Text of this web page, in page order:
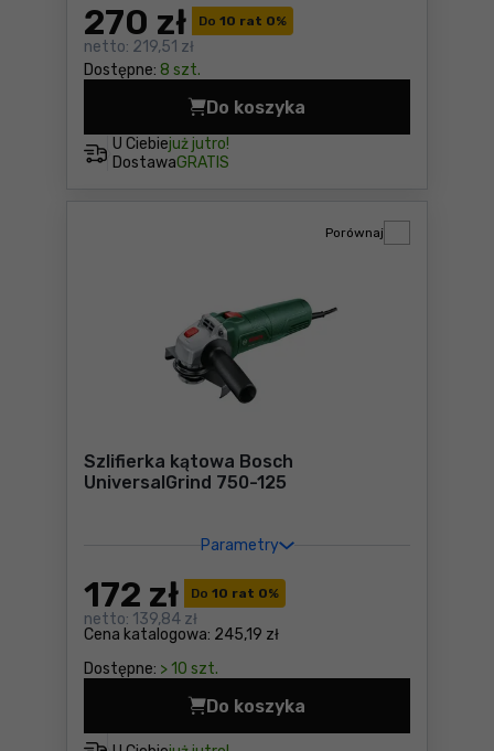
Do 10 rat 0%
270 zł
netto: 219,51 zł
Dostępne: 8 szt.
U Ciebiejuż jutro!
DostawaGRATIS
Do koszyka
Szlifierka kątowa Bosch
Szlifierka kątowa Bosch
UniversalGrind 750-125
Parametry
Do 10 rat 0%
Cena katalogowa: 245,19 zł
172 zł
netto: 139,84 zł
Dostępne: > 10 szt.
Porównaj
Do koszyka
Szlifierka kątowa Bosch